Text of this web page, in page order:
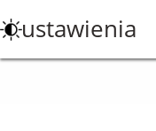
do
treści
ustawienia